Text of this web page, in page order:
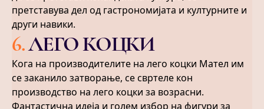
претставува дел од гастрономијата и културните и
други навики.
6.ЛЕГО КОЦКИ
Кога на производителите на лего коцки Мател им
се заканило затворање, се свртеле кон
производство на лего коцки за возрасни.
Фантастична идеја и голем избор на фигури за